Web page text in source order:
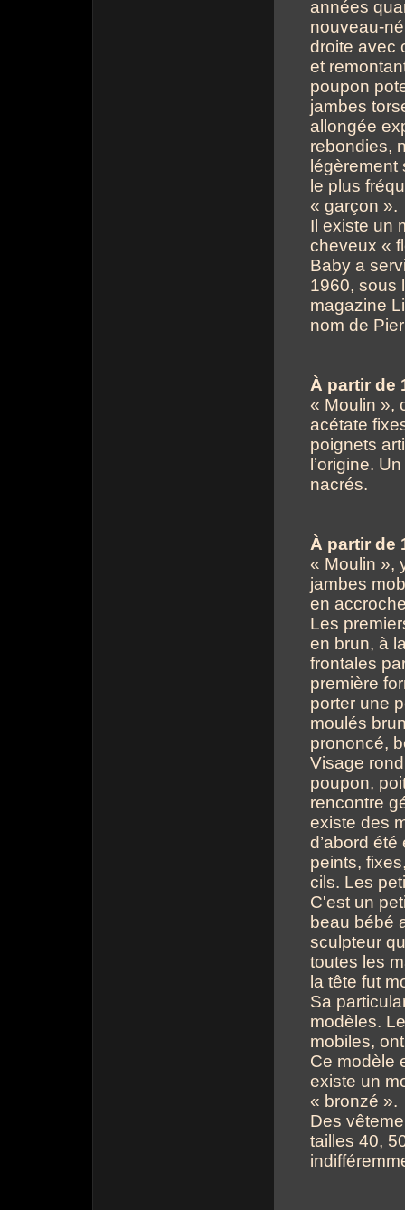
années
nouveau-
droite avec
et
poupon
jambes
allongée
rebondies,
légèrement
le plus
« garçon ».
Il existe un
cheveux «
Baby a
1960, sous
magazine
nom de
À partir de
« Moulin »,
acétate
poignets
l’origine.
nacrés.
À partir de
« Moulin »,
jambes
en
Les
en brun, à
frontales
première
porter une
moulés
prononcé,
Visage
poupon,
rencontre
existe des
d’abord
peints,
cils. Les
C'est un
beau bébé
sculpteur
toutes les
la tête fut
Sa
modèles.
mobiles,
Ce modèle
existe un
« bronzé ».
Des
tailles 40,